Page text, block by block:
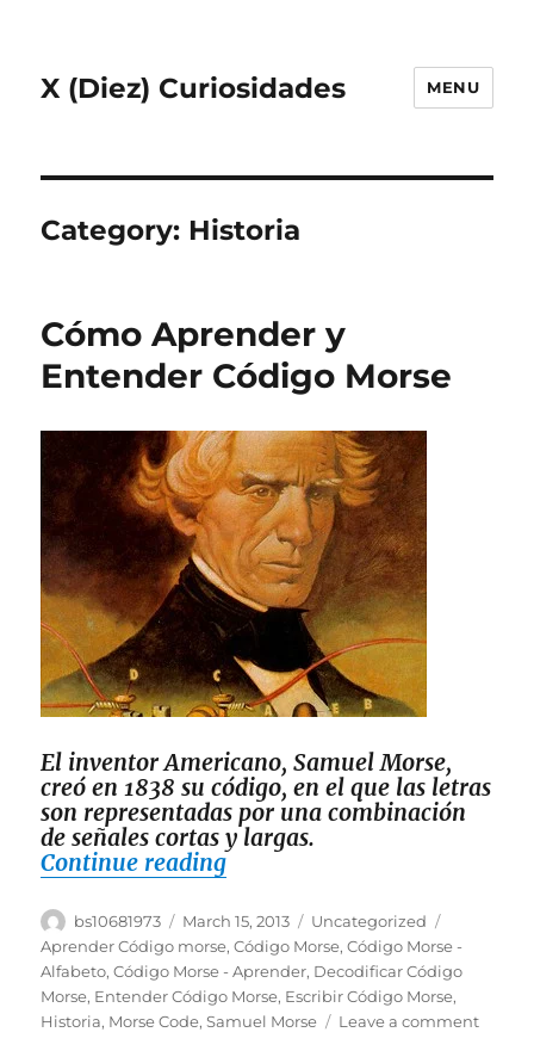
X (Diez) Curiosidades MENU
Category: Historia
Cómo Aprender y
Entender Código Morse
El inventor Americano, Samuel Morse,
creó en 1838 su código, en el que las letras
son representadas por una combinación
de señales cortas y largas.
Continue reading“Cómo Aprender y
Author
bs10681973
Posted
on
March 15, 2013 Categories
Uncategorized
Aprender Código morse,Código Morse,Código Morse -
Alfabeto,Código Morse - Aprender, Decodificar Código
Morse, Entender Código Morse, Escribir Código Morse,
Historia, Morse Code,Samuel Morse Leave a commenton